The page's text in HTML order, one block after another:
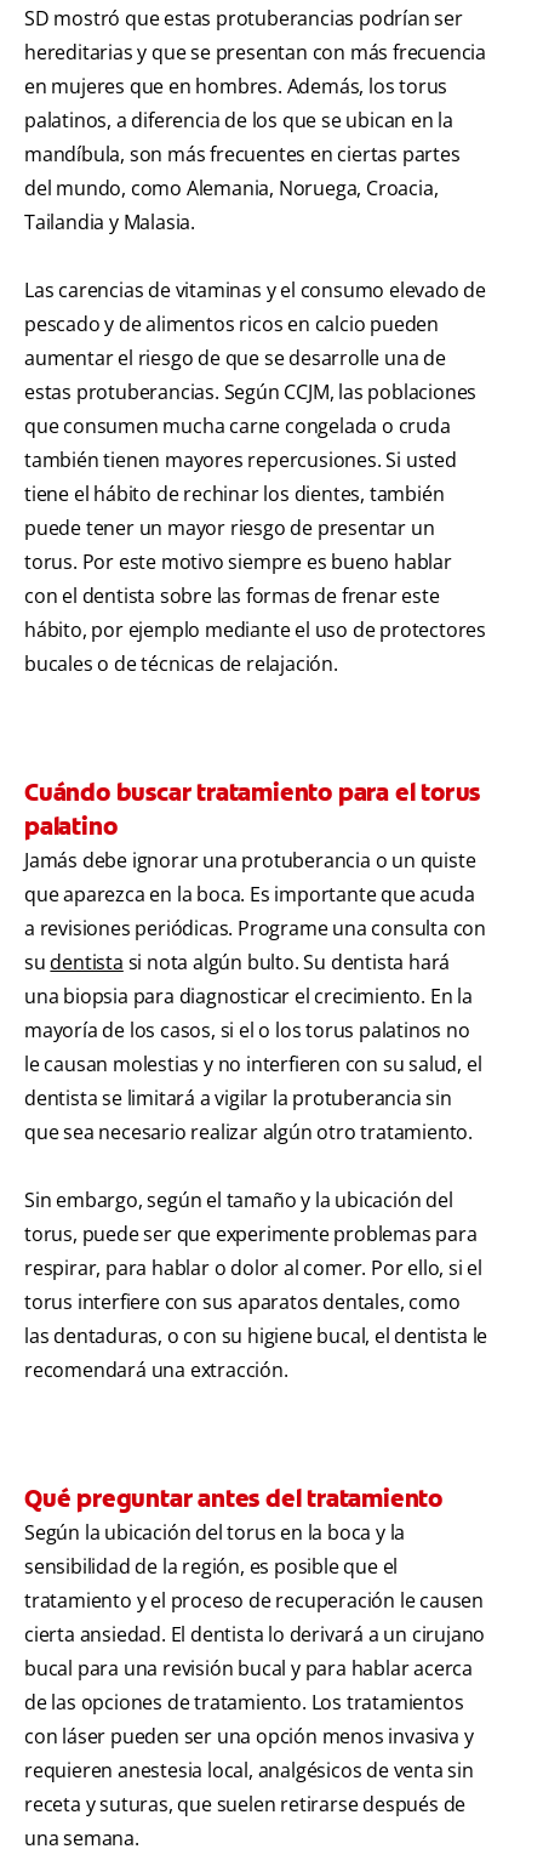
SD mostró que estas protuberancias podrían ser
hereditarias y que se presentan con más frecuencia
en mujeres que en hombres. Además, los torus
palatinos, a diferencia de los que se ubican en la
mandíbula, son más frecuentes en ciertas partes
del mundo, como Alemania, Noruega, Croacia,
Tailandia y Malasia.
Las carencias de vitaminas y el consumo elevado de
pescado y de alimentos ricos en calcio pueden
aumentar el riesgo de que se desarrolle una de
estas protuberancias. Según CCJM, las poblaciones
que consumen mucha carne congelada o cruda
también tienen mayores repercusiones. Si usted
tiene el hábito de rechinar los dientes, también
puede tener un mayor riesgo de presentar un
torus. Por este motivo siempre es bueno hablar
con el dentista sobre las formas de frenar este
hábito, por ejemplo mediante el uso de protectores
bucales o de técnicas de relajación.
Cuándo buscar tratamiento para el torus
palatino
Jamás debe ignorar una protuberancia o un quiste
que aparezca en la boca. Es importante que acuda
a revisiones periódicas. Programe una consulta con
sudentista si nota algún bulto. Su dentista hará
una biopsia para diagnosticar el crecimiento. En la
mayoría de los casos, si el o los torus palatinos no
le causan molestias y no interfieren con su salud, el
dentista se limitará a vigilar la protuberancia sin
que sea necesario realizar algún otro tratamiento.
Sin embargo, según el tamaño y la ubicación del
torus, puede ser que experimente problemas para
respirar, para hablar o dolor al comer. Por ello, si el
torus interfiere con sus aparatos dentales, como
las dentaduras, o con su higiene bucal, el dentista le
recomendará una extracción.
Qué preguntar antes del tratamiento
Según la ubicación del torus en la boca y la
sensibilidad de la región, es posible que el
tratamiento y el proceso de recuperación le causen
cierta ansiedad. El dentista lo derivará a un cirujano
bucal para una revisión bucal y para hablar acerca
de las opciones de tratamiento. Los tratamientos
con láser pueden ser una opción menos invasiva y
requieren anestesia local, analgésicos de venta sin
receta y suturas, que suelen retirarse después de
una semana.